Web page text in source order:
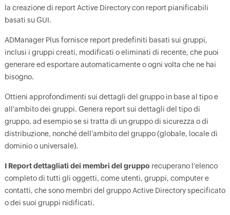
la creazione di report Active Directory con report pianificabili
basati su GUI.
ADManager Plus fornisce report predefiniti basati sui gruppi,
inclusi i gruppi creati, modificati o eliminati di recente, che puoi
generare ed esportare automaticamente o ogni volta che ne hai
bisogno.
Ottieni approfondimenti sui dettagli del gruppo in base al tipo e
all'ambito dei gruppi. Genera report sui dettagli del tipo di
gruppo, ad esempio se si tratta di un gruppo di sicurezza o di
distribuzione, nonché dell’ambito del gruppo (globale, locale di
dominio o universale).
I Report dettagliati dei membri del gruppo recuperano l'elenco
completo di tutti gli oggetti, come utenti, gruppi, computer e
contatti, che sono membri del gruppo Active Directory specificato
o dei suoi gruppi nidificati.